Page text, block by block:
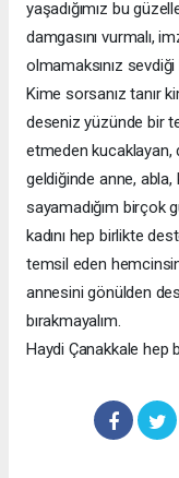
yaşadığımız bu
damgasını vurmalı,
olmamaksınız
Kime sorsanız tanır
deseniz yüzünde bir
etmeden kucaklayan,
geldiğinde anne, abla,
sayamadığım birçok
kadını hep birlikte
temsil eden
annesini gönülden
bırakmayalım.
Haydi Çanakkale hep